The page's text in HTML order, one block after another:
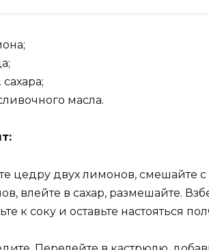
сахара;
масла.
цедру двух лимонов, смешайте
влейте в сахар, размешайте.
к соку и оставьте настояться